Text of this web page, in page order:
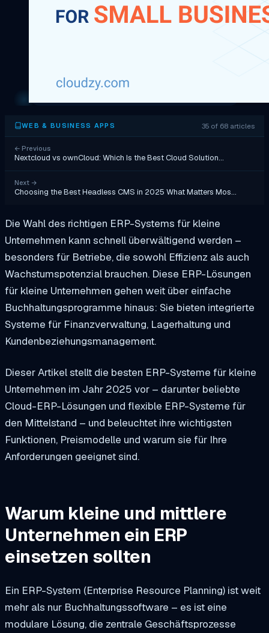
WEB & BUSINESS APPS 35 of 68 articles
← Previous
Nextcloud vs ownCloud: Which Is the Best Cloud Solution…
Next →
Choosing the Best Headless CMS in 2025 What Matters Mos…
Die Wahl des richtigen ERP-Systems für kleine
Unternehmen kann schnell überwältigend werden –
besonders für Betriebe, die sowohl Effizienz als auch
Wachstumspotenzial brauchen. Diese ERP-Lösungen
für kleine Unternehmen gehen weit über einfache
Buchhaltungsprogramme hinaus: Sie bieten integrierte
Systeme für Finanzverwaltung, Lagerhaltung und
Kundenbeziehungsmanagement.
Dieser Artikel stellt die besten ERP-Systeme für kleine
Unternehmen im Jahr 2025 vor – darunter beliebte
Cloud-ERP-Lösungen und flexible ERP-Systeme für
den Mittelstand – und beleuchtet ihre wichtigsten
Funktionen, Preismodelle und warum sie für Ihre
Anforderungen geeignet sind.
Warum kleine und mittlere
Unternehmen ein ERP
einsetzen sollten
Ein ERP-System (Enterprise Resource Planning) ist weit
mehr als nur Buchhaltungssoftware – es ist eine
modulare Lösung, die zentrale Geschäftsprozesse